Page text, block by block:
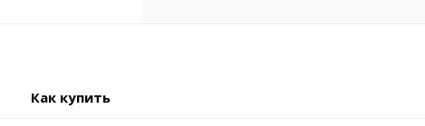
Как купить